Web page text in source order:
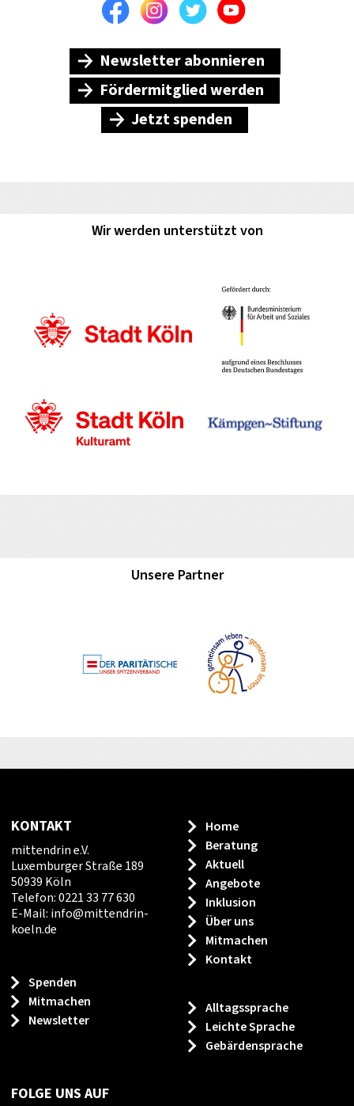
FacebookInstagramTwitterYoutube
Newsletter abonnieren
Fördermitglied werden
Jetzt spenden
Wir werden unterstützt von
Unsere Partner
KONTAKT
mittendrin e.V.
Luxemburger Straße 189
50939 Köln
Telefon: 0221 33 77 630
E-Mail: info@mittendrin-
koeln.de
Spenden
Mitmachen
Newsletter
Home
Beratung
Aktuell
Angebote
Inklusion
Über uns
Mitmachen
Kontakt
Alltagssprache
Leichte Sprache
Gebärdensprache
FOLGE UNS AUF